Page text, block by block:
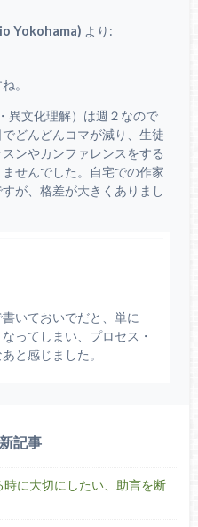
Yokohama) より:
。
異文化理解）は週２なので
どんどんコマが減り、生徒
ンやカンファレンスをする
せんでした。自宅での作家
が、格差が大きくありまし
いておいでだと、単に
ってしまい、プロセス・
と感じました。
記事
に大切にしたい、助言を断